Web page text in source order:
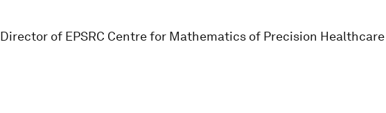
Director of EPSRC Centre for Mathematics of Precision Healthcare